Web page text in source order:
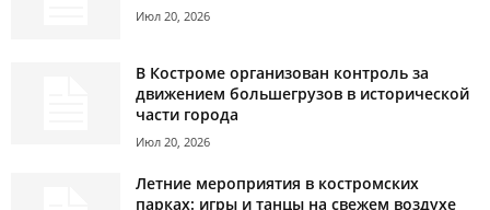
Июл 20, 2026
В Костроме организован контроль за
движением большегрузов в исторической
части города
Июл 20, 2026
Летние мероприятия в костромских
парках: игры и танцы на свежем воздухе